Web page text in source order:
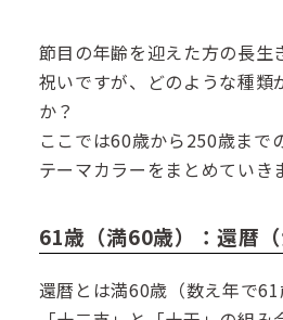
節目の年齢を迎えた方の長生
祝いですが、どのような種類
か？
ここでは60歳から250歳まで
テーマカラーをまとめていき
61歳（満60歳）：還暦（
還暦とは満60歳（数え年で61